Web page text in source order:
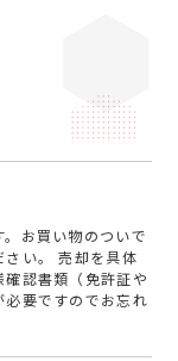
お買い物のついで
さい。 売却を具体
認書類（免許証や
要ですのでお忘れ